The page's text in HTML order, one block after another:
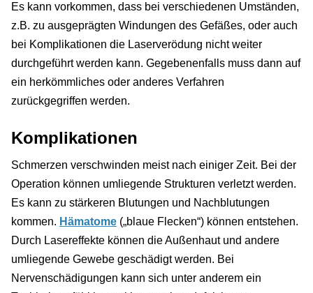
Es kann vorkommen, dass bei verschiedenen Umständen,
z.B. zu ausgeprägten Windungen des Gefäßes, oder auch
bei Komplikationen die Laserverödung nicht weiter
durchgeführt werden kann. Gegebenenfalls muss dann auf
ein herkömmliches oder anderes Verfahren
zurückgegriffen werden.
Komplikationen
Schmerzen verschwinden meist nach einiger Zeit. Bei der
Operation können umliegende Strukturen verletzt werden.
Es kann zu stärkeren Blutungen und Nachblutungen
kommen. Hämatome („blaue Flecken“) können entstehen.
Durch Lasereffekte können die Außenhaut und andere
umliegende Gewebe geschädigt werden. Bei
Nervenschädigungen kann sich unter anderem ein